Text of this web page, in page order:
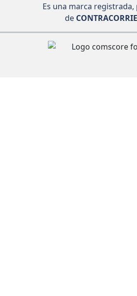
Es una marca
de